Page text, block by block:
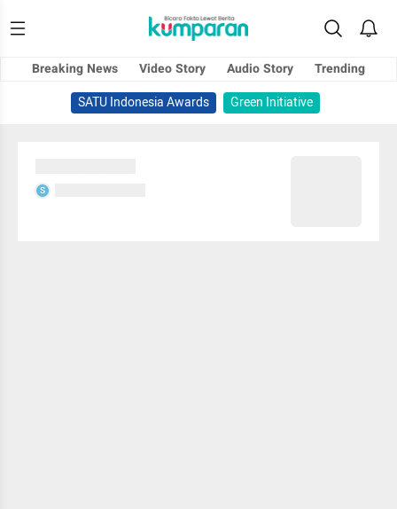
Breaking News Video Story Audio Story
Trending
SATU Indonesia Awards
Green Initiative
S